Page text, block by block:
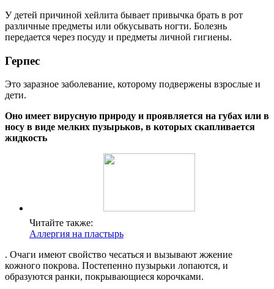
У детей причиной хейлита бывает привычка брать в рот
различные предметы или обкусывать ногти. Болезнь
передается через посуду и предметы личной гигиены.
Герпес
Это заразное заболевание, которому подвержены взрослые и
дети.
Оно имеет вирусную природу и проявляется на губах или в
носу в виде мелких пузырьков, в которых скапливается
жидкость
Читайте также:
Аллергия на пластырь
. Очаги имеют свойство чесаться и вызывают жжение
кожного покрова. Постепенно пузырьки лопаются, и
образуются ранки, покрывающиеся корочками.